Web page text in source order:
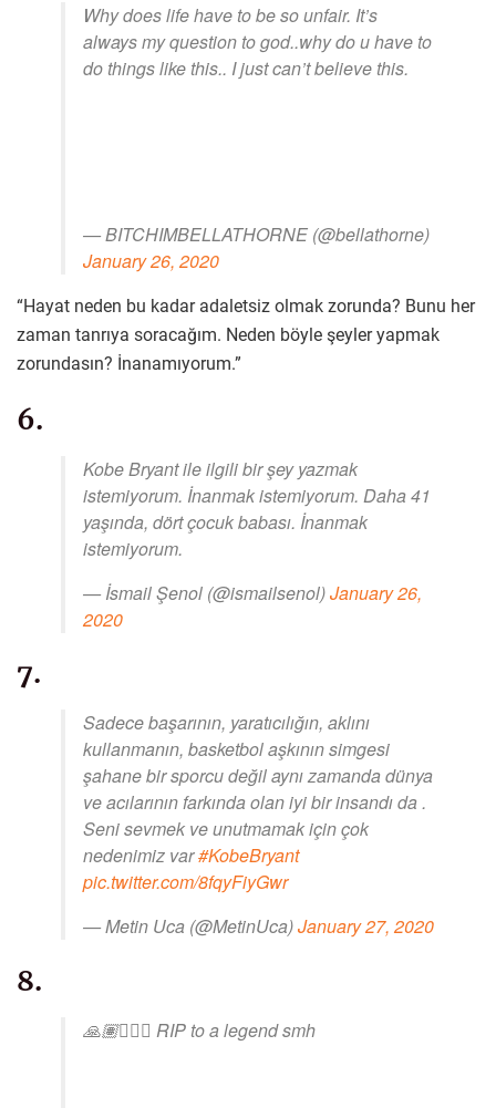
Why does life have to be so unfair. It’s
always my question to god..why do u have to
do things like this.. I just can’t believe this.
— BITCHIMBELLATHORNE (@bellathorne)
January 26, 2020
“Hayat neden bu kadar adaletsiz olmak zorunda? Bunu her
zaman tanrıya soracağım. Neden böyle şeyler yapmak
zorundasın? İnanamıyorum.”
6.
Kobe Bryant ile ilgili bir şey yazmak
istemiyorum. İnanmak istemiyorum. Daha 41
yaşında, dört çocuk babası. İnanmak
istemiyorum.
— İsmail Şenol (@ismailsenol)January 26,
2020
7.
Sadece başarının, yaratıcılığın, aklını
kullanmanın, basketbol aşkının simgesi
şahane bir sporcu değil aynı zamanda dünya
ve acılarının farkında olan iyi bir insandı da .
Seni sevmek ve unutmamak için çok
nedenimiz var#KobeBryant
pic.twitter.com/8fqyFiyGwr
— Metin Uca (@MetinUca)January 27, 2020
8.
🙏🏽🤦🏽‍♂️ RIP to a legend smh